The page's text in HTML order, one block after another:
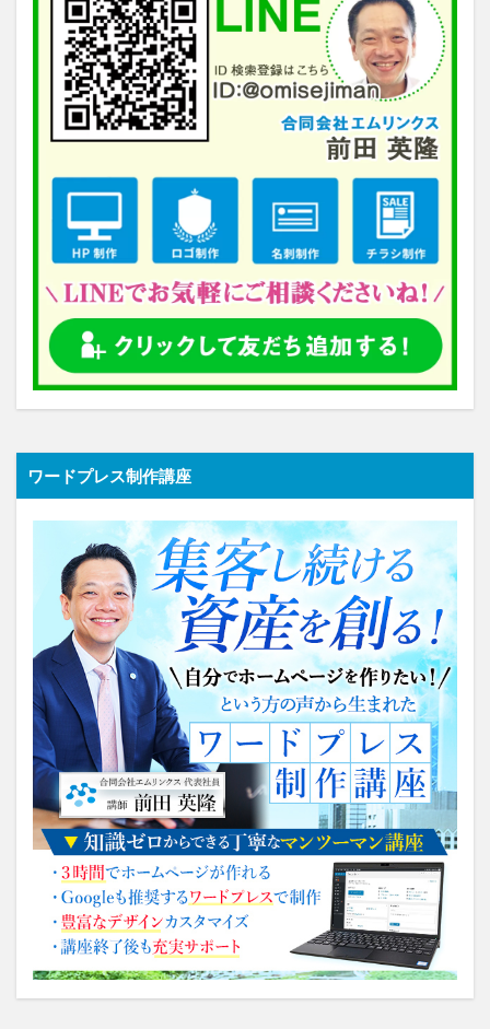
ワードプレス制作講座